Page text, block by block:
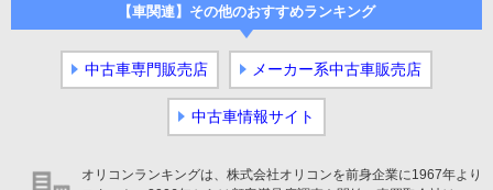
【車関連】その他のおすすめランキング
中古車専門販売店 メーカー系中古車販売店
中古車情報サイト
オリコンランキングは、株式会社オリコンを前身企業に1967年より